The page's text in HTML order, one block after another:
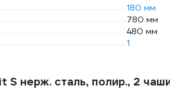
180 мм
780 мм
480 мм
1
S нерж. сталь, полир., 2